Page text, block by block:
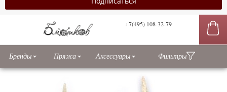
+7(495) 108-32-79
Бренды Пряжа Аксессуары Фильтры